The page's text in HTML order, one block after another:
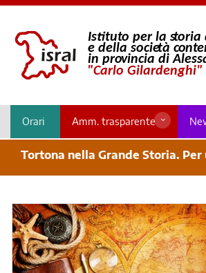
Orari Amm. trasparente
Tortona nella Grande Storia.